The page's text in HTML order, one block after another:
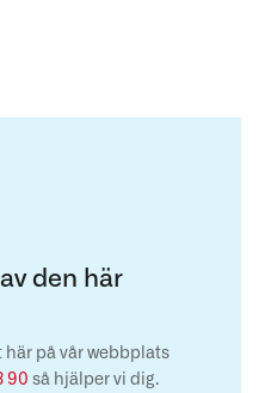
den här
här på vår webbplats
90 så hjälper vi dig.